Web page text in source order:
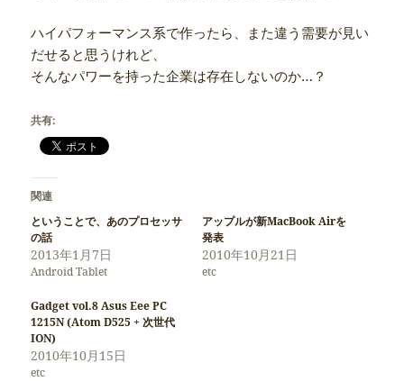
ハイパフォーマンス系で作ったら、また違う需要が見い
だせると思うけれど、
そんなパワーを持った企業は存在しないのか…？
共有:
関連
ということで、あのプロセッサ
の話
2013年1月7日
Android Tablet
アップルが新MacBook Airを
発表
2010年10月21日
etc
Gadget vol.8 Asus Eee PC
1215N (Atom D525 + 次世代
ION)
2010年10月15日
etc